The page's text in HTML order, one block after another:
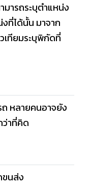
มารถระบุตำแหน่ง
ที่ได้นั้น มาจาก
เทียมระบุพิกัดที่
หลายคนอาจยัง
ว่าที่คิด
ขนส่ง